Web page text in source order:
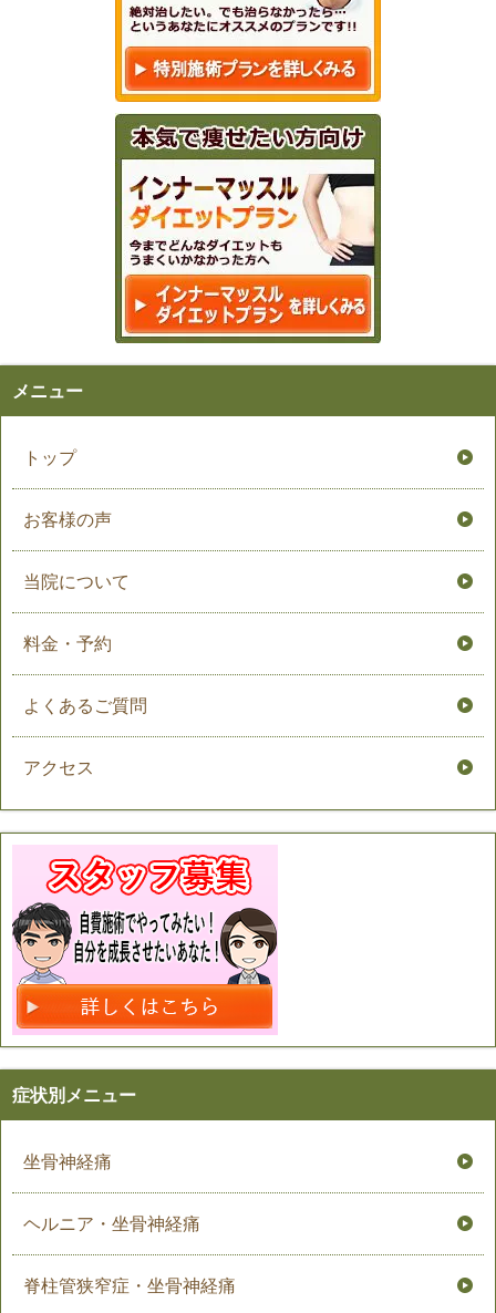
メニュー
トップ
お客様の声
当院について
料金・予約
よくあるご質問
アクセス
症状別メニュー
坐骨神経痛
ヘルニア・坐骨神経痛
脊柱管狭窄症・坐骨神経痛